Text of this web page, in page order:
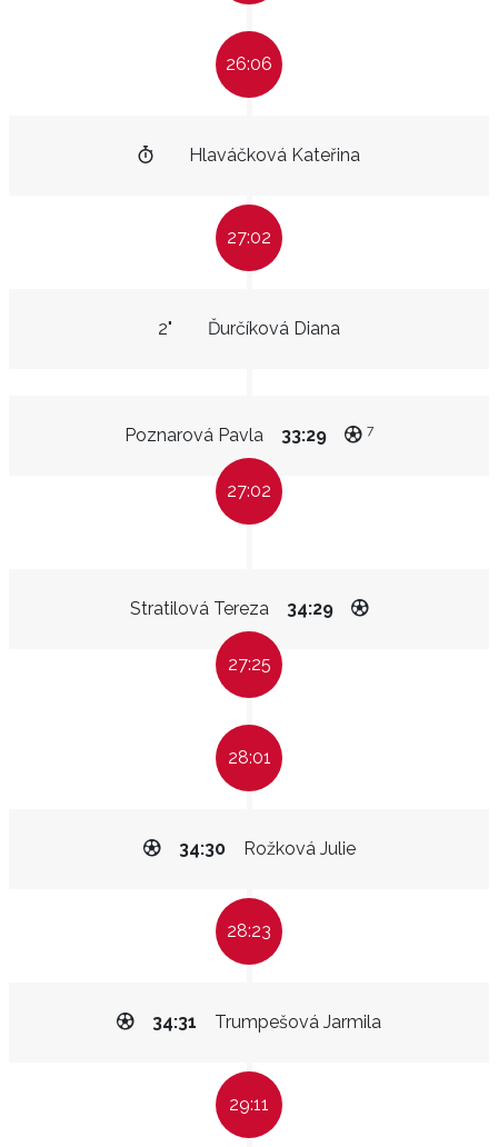
26:06
Hlaváčková Kateřina
27:02
Ďurčíková Diana
2"
Poznarová Pavla 33:29 7
27:02
Stratilová Tereza 34:29
27:25
28:01
Rožková Julie
34:30
28:23
Trumpešová Jarmila
34:31
29:11